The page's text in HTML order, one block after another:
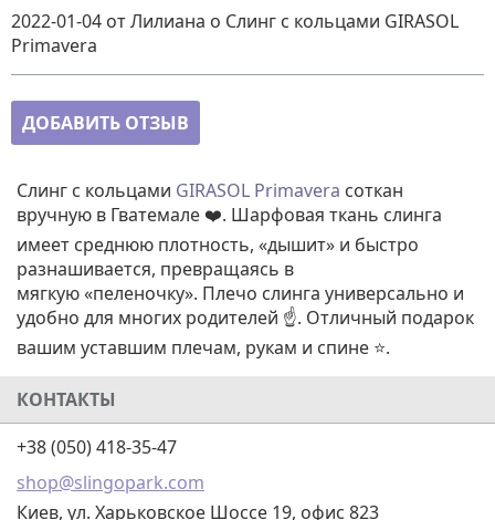
2022-01-04 от Лилиана о Слинг с кольцами GIRASOL
Primavera
ДОБАВИТЬ ОТЗЫВ
Слинг с кольцами GIRASOL Primavera соткан
вручную в Гватемале ❤️. Шарфовая ткань слинга
имеет среднюю плотность, «дышит» и быстро
разнашивается, превращаясь в
мягкую «пеленочку». Плечо слинга универсально и
удобно для многих родителей ☝️. Отличный подарок
вашим уставшим плечам, рукам и спине ⭐.
КОНТАКТЫ
+38 (050) 418-35-47
shop@slingopark.com
Киев, ул. Харьковское Шоссе 19, офис 823